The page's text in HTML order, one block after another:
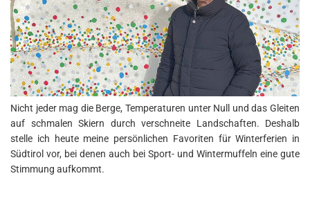
Nicht jeder mag die Berge, Temperaturen unter Null und das Gleiten
auf schmalen Skiern durch verschneite Landschaften. Deshalb
stelle ich heute meine persönlichen Favoriten für Winterferien in
Südtirol vor, bei denen auch bei Sport- und Wintermuffeln eine gute
Stimmung aufkommt.